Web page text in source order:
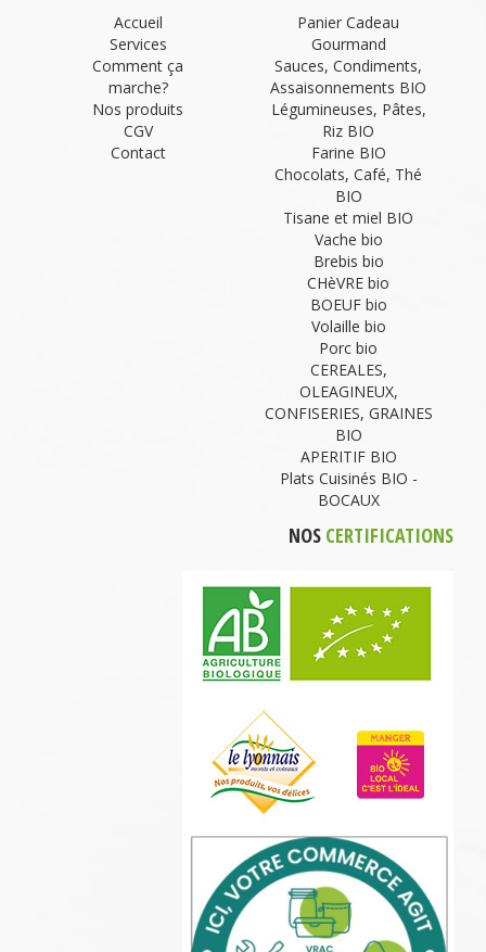
Accueil
Services
Comment ça
marche?
Nos produits
CGV
Contact
Panier Cadeau
Gourmand
Sauces, Condiments,
Assaisonnements BIO
Légumineuses, Pâtes,
Riz BIO
Farine BIO
Chocolats, Café, Thé
BIO
Tisane et miel BIO
Vache bio
Brebis bio
CHèVRE bio
BOEUF bio
Volaille bio
Porc bio
CEREALES,
OLEAGINEUX,
CONFISERIES, GRAINES
BIO
APERITIF BIO
Plats Cuisinés BIO -
BOCAUX
NOS CERTIFICATIONS